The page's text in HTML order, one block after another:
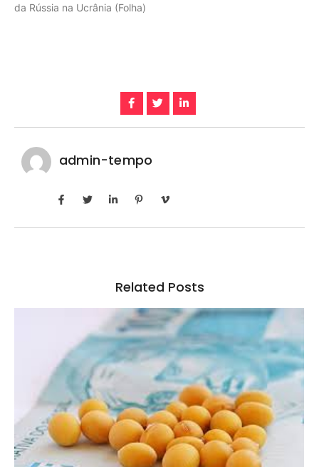
da Rússia na Ucrânia (Folha)
admin-tempo
Related Posts